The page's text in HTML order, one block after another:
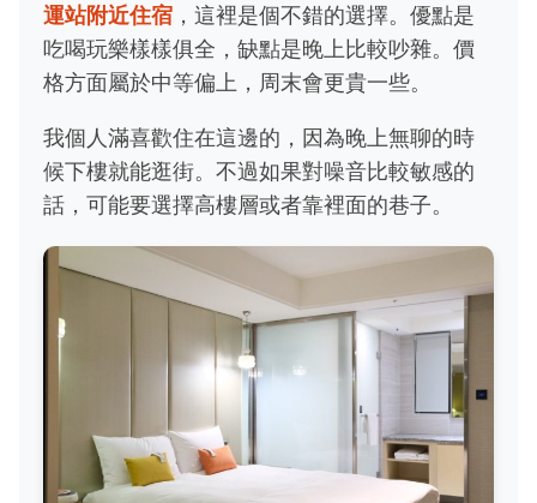
運站附近住宿 ，這裡是個不錯的選擇。優點是
吃喝玩樂樣樣俱全，缺點是晚上比較吵雜。價
格方面屬於中等偏上，周末會更貴一些。
我個人滿喜歡住在這邊的，因為晚上無聊的時
候下樓就能逛街。不過如果對噪音比較敏感的
話，可能要選擇高樓層或者靠裡面的巷子。